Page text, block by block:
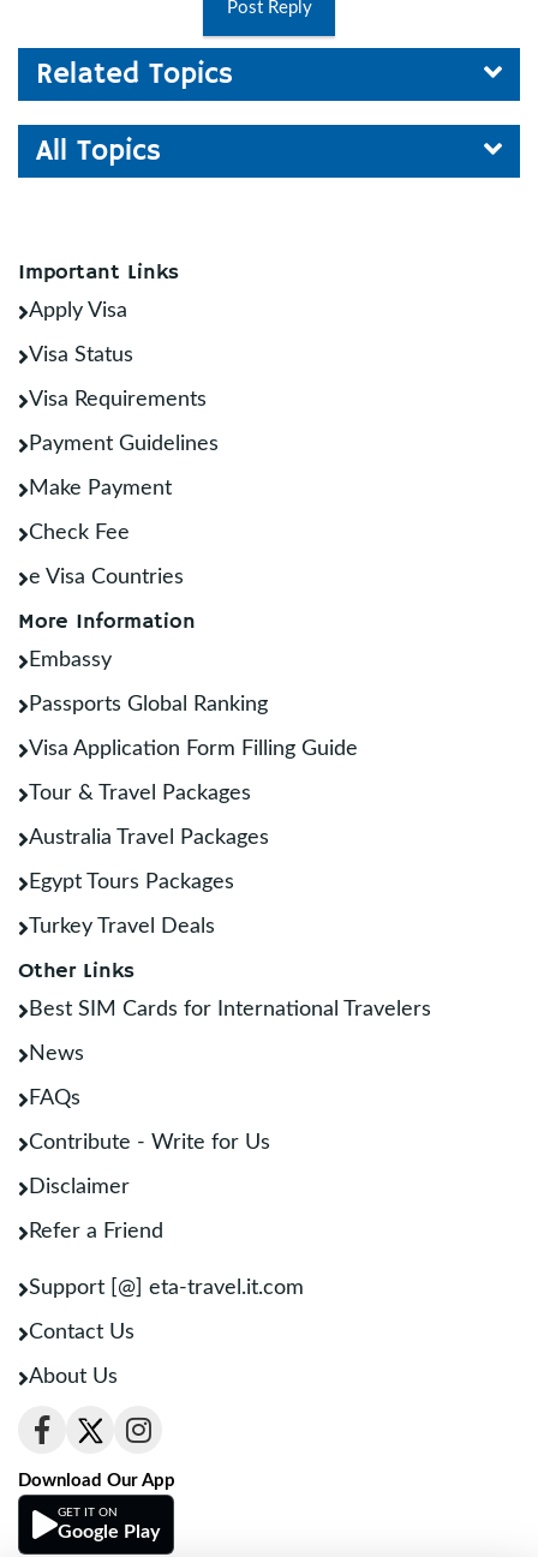
Post Reply
Related Topics
All Topics
Important Links
Apply Visa
Visa Status
Visa Requirements
Payment Guidelines
Make Payment
Check Fee
e Visa Countries
More Information
Embassy
Passports Global Ranking
Visa Application Form Filling Guide
Tour & Travel Packages
Australia Travel Packages
Egypt Tours Packages
Turkey Travel Deals
Other Links
Best SIM Cards for International Travelers
News
FAQs
Contribute - Write for Us
Disclaimer
Refer a Friend
Support [@] eta-travel.it.com
Contact Us
About Us
Download Our App
GET IT ON
Google Play